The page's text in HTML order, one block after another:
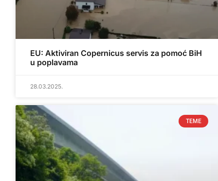
EU: Aktiviran Copernicus servis za pomoć BiH
u poplavama
28.03.2025.
TEME